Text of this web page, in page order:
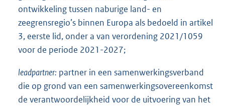
ontwikkeling tussen naburige land- en
zeegrensregio’s binnen Europa als bedoeld in artikel
3, eerste lid, onder a van verordening 2021/1059
voor de periode 2021-2027;
leadpartner: partner in een samenwerkingsverband
die op grond van een samenwerkingsovereenkomst
de verantwoordelijkheid voor de uitvoering van het